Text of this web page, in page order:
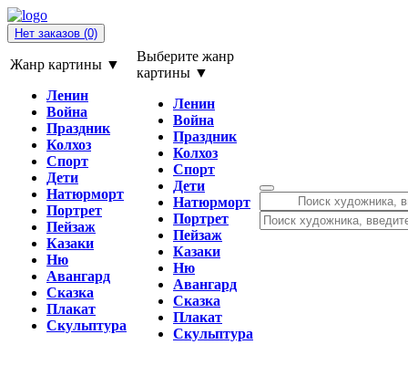
Нет заказов (0)
Жанр картины ▼
Ленин
Война
Праздник
Колхоз
Спорт
Дети
Натюрморт
Портрет
Пейзаж
Казаки
Ню
Авангард
Сказка
Плакат
Скульптура
Выберите жанр
картины ▼
Ленин
Война
Праздник
Колхоз
Спорт
Дети
Натюрморт
Портрет
Пейзаж
Казаки
Ню
Авангард
Сказка
Плакат
Скульптура